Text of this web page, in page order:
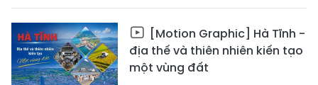
[Motion Graphic] Hà Tĩnh -
địa thế và thiên nhiên kiến tạo
một vùng đất